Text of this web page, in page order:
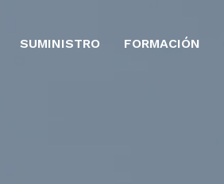
SUMINISTRO FORMACIÓN